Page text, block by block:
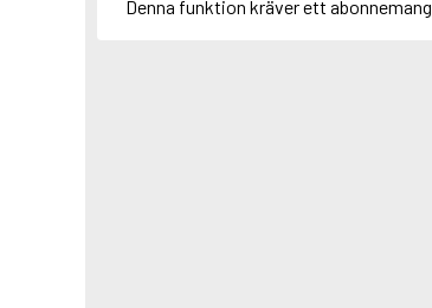
Denna funktion kräver ett abonnemang